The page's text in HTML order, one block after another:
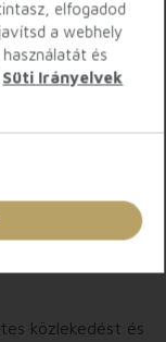
közlekedést és
elfogadod
a webhely
és
Süti Irányelvek